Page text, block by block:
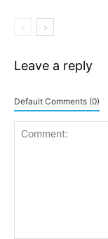
Leave a reply
Default Comments (0)